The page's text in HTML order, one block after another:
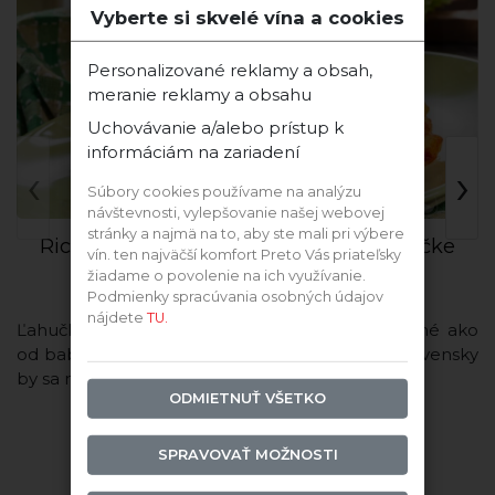
Ricottové gnocchi v paradajkovej omáčke
Ľahučké ako obláčik, rýchle ako express, chutné ako
od babičky. Tento skvelý taliansky recept po slovensky
by sa mohol ...
‹ ›
Vyberte si skvelé vína a cookies
Personalizované reklamy a obsah,
meranie reklamy a obsahu
Uchovávanie a/alebo prístup k
informáciám na zariadení
Súbory cookies používame na analýzu
návštevnosti, vylepšovanie našej webovej
stránky a najmä na to, aby ste mali pri výbere
vín. ten najväčší komfort Preto Vás priateľsky
žiadame o povolenie na ich využívanie.
Podmienky spracúvania osobných údajov
nájdeteTU.
ODMIETNUŤ VŠETKO
SPRAVOVAŤ MOŽNOSTI